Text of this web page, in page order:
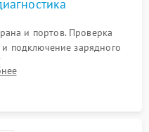
и портов. Проверка
подключение зарядного
тока с помощью
локализации проблемы.